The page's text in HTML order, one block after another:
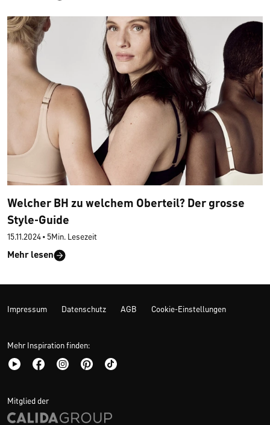
Welcher BH zu welchem Oberteil? Der grosse
Style-Guide
15.11.2024 • 5Min. Lesezeit
Mehr lesen
Impressum Datenschutz AGB Cookie-Einstellungen
Mehr Inspiration finden:
Mitglied der